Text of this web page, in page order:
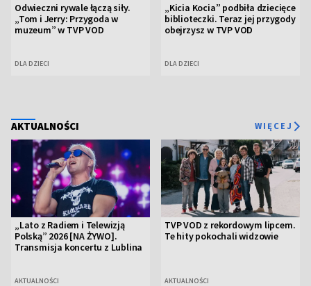
Odwieczni rywale łączą siły.
„Tom i Jerry: Przygoda w
muzeum” w TVP VOD
DLA DZIECI
„Kicia Kocia” podbiła dziecięce
biblioteczki. Teraz jej przygody
obejrzysz w TVP VOD
DLA DZIECI
AKTUALNOŚCI WIĘCEJ
„Lato z Radiem i Telewizją
Polską” 2026 [NA ŻYWO].
Transmisja koncertu z Lublina
AKTUALNOŚCI
TVP VOD z rekordowym lipcem.
Te hity pokochali widzowie
AKTUALNOŚCI